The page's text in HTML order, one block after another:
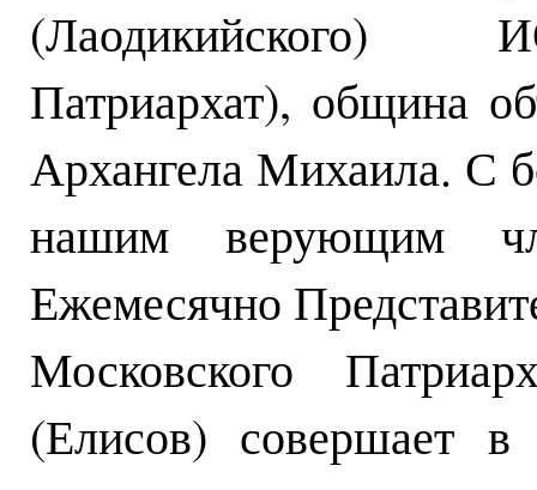
(Лаодикийского)
Патриархат), община
Архангела Михаила. С
нашим верующим
Ежемесячно
Московского
(Елисов) совершает в